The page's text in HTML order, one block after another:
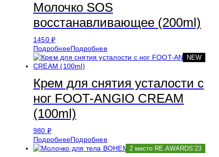
Молочко SOS
восстанавливающее (200ml)
1450₽
ПодробнееПодробнее
NEW
Крем для снятия усталости с
ног FOOT-ANGIO CREAM
(100ml)
980 ₽
ПодробнееПодробнее
2 место RE.AWARDS’23